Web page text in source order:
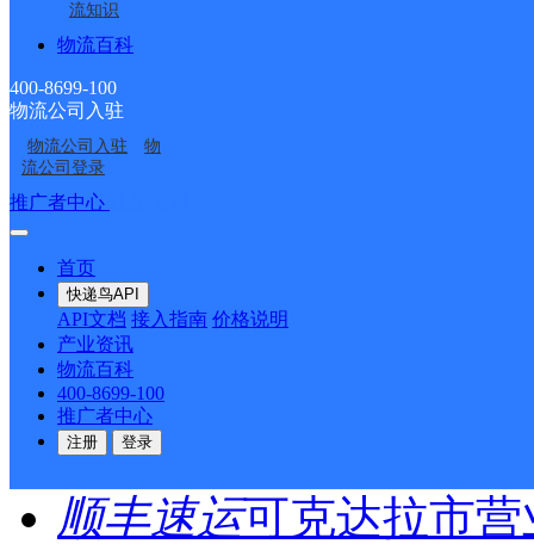
流知识
物流百科
400-8699-100
物流公司入驻
物流公司入驻
物
流公司登录
推广者中心
首页
快递鸟API
API文档 接入指南 价格说明
产业资讯
物流百科
400-8699-100
推广者中心
注册 登录
最新网点
圆通速递
顺丰速运
顺丰速运
顺丰速运陵水新村镇
顺丰速运
顺丰速运
顺丰速运可克达拉市营